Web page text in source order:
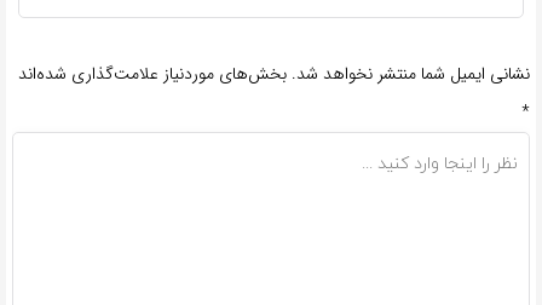
نشانی ایمیل شما منتشر نخواهد شد. بخش‌های موردنیاز علامت‌گذاری شده‌اند
*